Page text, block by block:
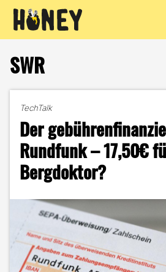
Inhalt
springen
SWR
TechTalk
Der
Rundfunk – 17,50€
Bergdoktor?